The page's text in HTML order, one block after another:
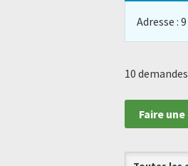
Adresse :
10 demandes
Faire